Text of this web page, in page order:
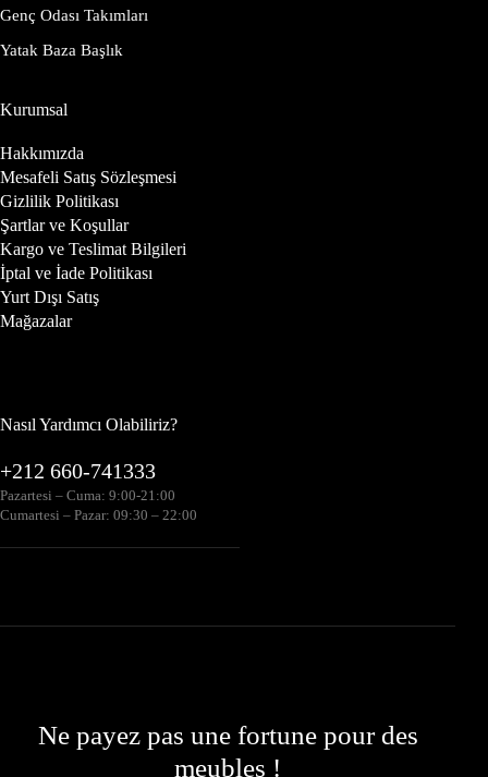
Genç Odası Takımları
Yatak Baza Başlık
Kurumsal
Hakkımızda
Mesafeli Satış Sözleşmesi
Gizlilik Politikası
Şartlar ve Koşullar
Kargo ve Teslimat Bilgileri
İptal ve İade Politikası
Yurt Dışı Satış
Mağazalar
Nasıl Yardımcı Olabiliriz?
+212 660-741333
Pazartesi – Cuma: 9:00-21:00
Cumartesi – Pazar: 09:30 – 22:00
Ne payez pas une fortune pour des
meubles !